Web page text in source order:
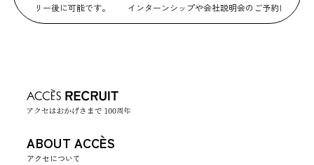
ントリー後に可能です。 インターンシップや会社説明会のご予約はエント
ABOUT ACCÈS
アクセについて